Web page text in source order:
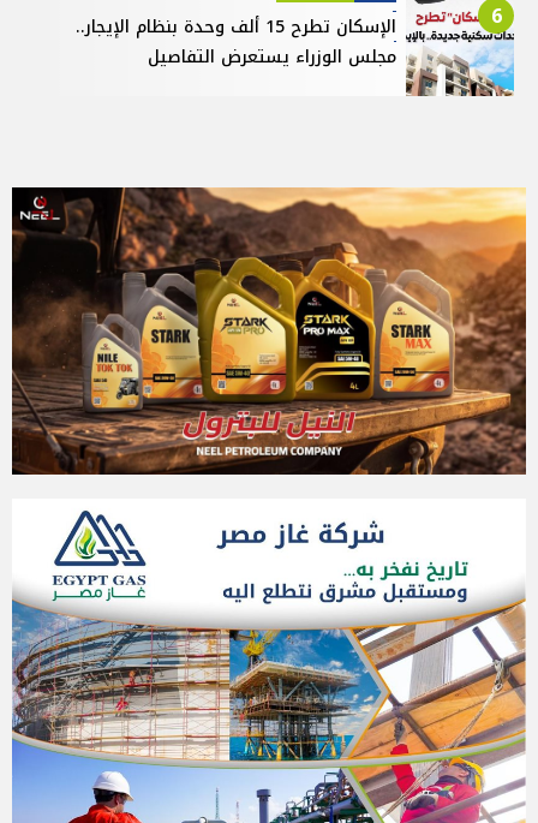
6
الإسكان تطرح 15 ألف وحدة بنظام الإيجار..
مجلس الوزراء يستعرض التفاصيل